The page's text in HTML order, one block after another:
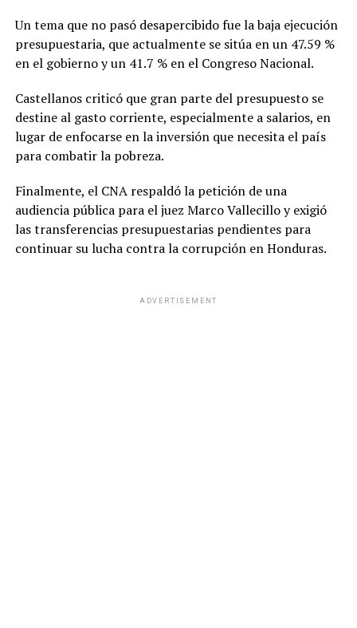
Un tema que no pasó desapercibido fue la baja ejecución
presupuestaria, que actualmente se sitúa en un 47.59 %
en el gobierno y un 41.7 % en el Congreso Nacional.
Castellanos criticó que gran parte del presupuesto se
destine al gasto corriente, especialmente a salarios, en
lugar de enfocarse en la inversión que necesita el país
para combatir la pobreza.
Finalmente, el CNA respaldó la petición de una
audiencia pública para el juez Marco Vallecillo y exigió
las transferencias presupuestarias pendientes para
continuar su lucha contra la corrupción en Honduras.
ADVERTISEMENT